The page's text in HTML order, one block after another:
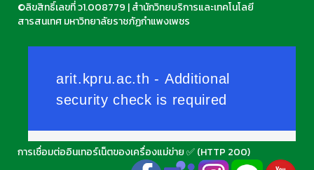
©ลิขสิทธิ์เลขที่ ว1.008779 |สำนักวิทยบริการและเทคโนโลยี
สารสนเทศ มหาวิทยาลัยราชภัฏกำแพงเพชร
การเชื่อมต่ออินเทอร์เน็ตของเครื่องแม่ข่าย ✅ (HTTP 200)